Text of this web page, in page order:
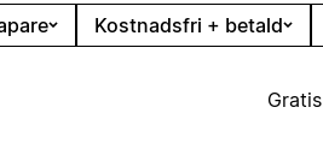
Kostnadsfri + betald
Gratis